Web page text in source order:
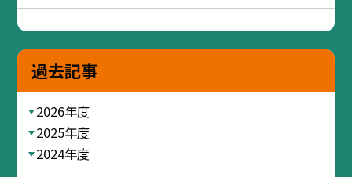
過去記事
2026年度
2025年度
2024年度